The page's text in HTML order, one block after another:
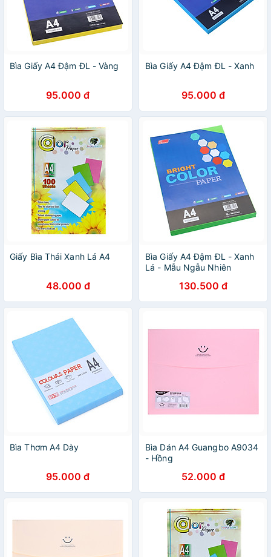
Bìa Giấy A4 Đậm ĐL - Vàng
95.000 đ
Bìa Giấy A4 Đậm ĐL - Xanh
95.000 đ
Giấy Bìa Thái Xanh Lá A4
48.000 đ
Bìa Giấy A4 Đậm ĐL - Xanh
Lá - Mẫu Ngẫu Nhiên
130.500 đ
Bìa Thơm A4 Dày
95.000 đ
Bìa Dán A4 Guangbo A9034
- Hồng
52.000 đ